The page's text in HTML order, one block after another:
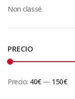
Non classé
PRECIO
Precio: 40€— 150€